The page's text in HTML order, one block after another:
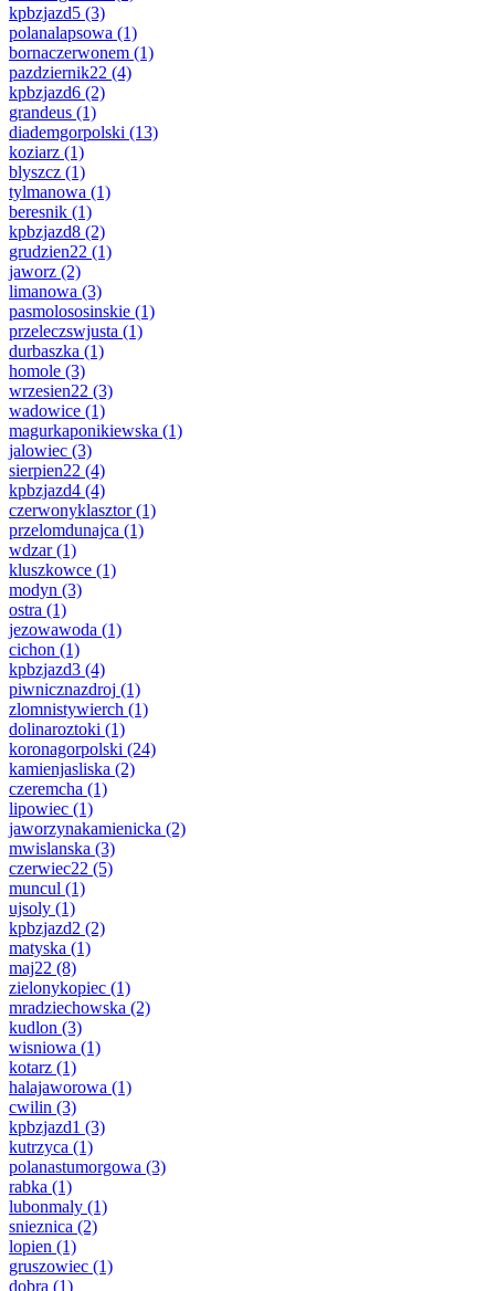
kpbzjazd5 (3)
polanalapsowa (1)
bornaczerwonem (1)
pazdziernik22 (4)
kpbzjazd6 (2)
grandeus (1)
diademgorpolski (13)
koziarz (1)
blyszcz (1)
tylmanowa (1)
beresnik (1)
kpbzjazd8 (2)
grudzien22 (1)
jaworz (2)
limanowa (3)
pasmolososinskie (1)
przeleczswjusta (1)
durbaszka (1)
homole (3)
wrzesien22 (3)
wadowice (1)
magurkaponikiewska (1)
jalowiec (3)
sierpien22 (4)
kpbzjazd4 (4)
czerwonyklasztor(1)
przelomdunajca (1)
wdzar(1)
kluszkowce (1)
modyn (3)
ostra (1)
jezowawoda (1)
cichon (1)
kpbzjazd3 (4)
piwnicznazdroj (1)
zlomnistywierch (1)
dolinaroztoki (1)
koronagorpolski (24)
kamienjasliska (2)
czeremcha (1)
lipowiec (1)
jaworzynakamienicka (2)
mwislanska (3)
czerwiec22 (5)
muncul (1)
ujsoly (1)
kpbzjazd2 (2)
matyska (1)
maj22 (8)
zielonykopiec (1)
mradziechowska (2)
kudlon (3)
wisniowa (1)
kotarz (1)
halajaworowa (1)
cwilin (3)
kpbzjazd1 (3)
kutrzyca (1)
polanastumorgowa (3)
rabka (1)
lubonmaly (1)
snieznica (2)
lopien (1)
gruszowiec (1)
dobra (1)